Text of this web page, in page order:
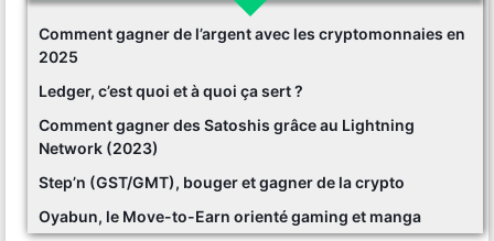
Comment gagner de l’argent avec les cryptomonnaies en
2025
Ledger, c’est quoi et à quoi ça sert ?
Comment gagner des Satoshis grâce au Lightning
Network (2023)
Step’n (GST/GMT), bouger et gagner de la crypto
Oyabun, le Move-to-Earn orienté gaming et manga